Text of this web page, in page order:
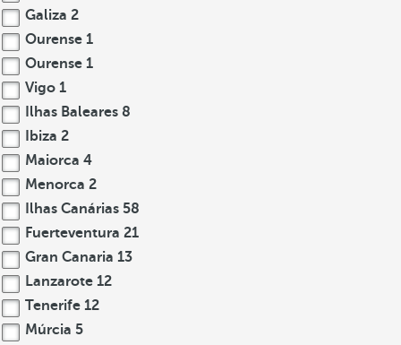
Galiza 2
Ourense 1
Ourense 1
Vigo 1
Ilhas Baleares 8
Ibiza 2
Maiorca 4
Menorca 2
Ilhas Canárias 58
Fuerteventura 21
Gran Canaria 13
Lanzarote 12
Tenerife 12
Múrcia 5